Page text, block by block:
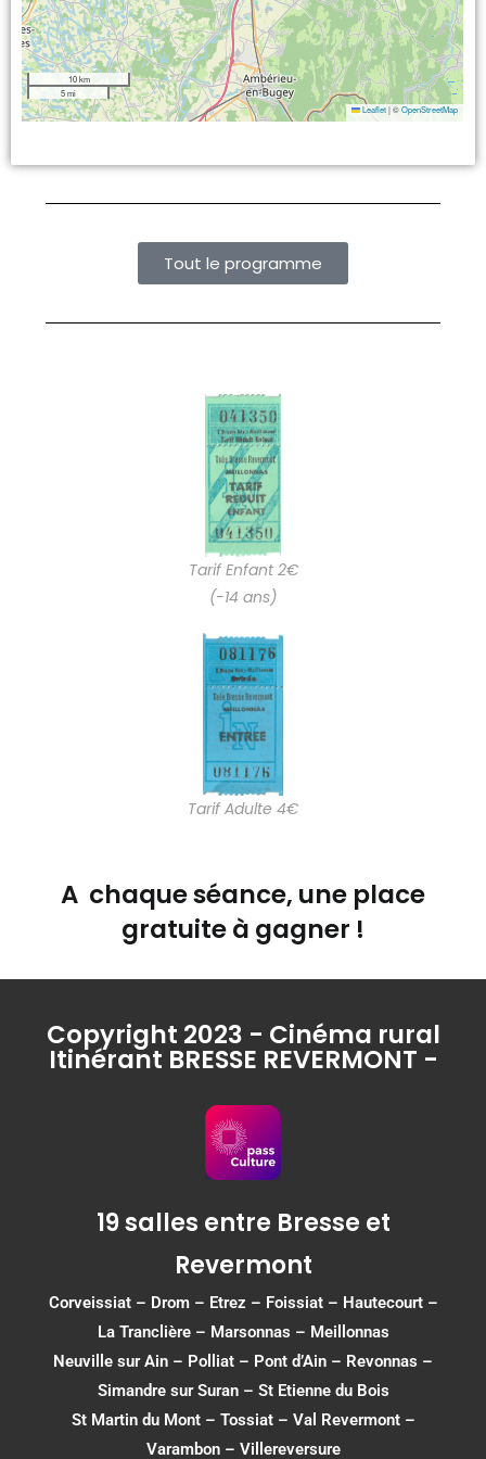
10 km
5 mi
Leaflet |©OpenStreetMap
Tout le programme
Tarif Enfant 2€
(-14 ans)
Tarif Adulte 4€
A chaque séance, une place
gratuite à gagner !
Copyright 2023 - Cinéma rural
Itinérant BRESSE REVERMONT -
19 salles entre Bresse et
Revermont
Corveissiat– Drom– Etrez – Foissiat– Hautecourt–
La Tranclière – Marsonnas – Meillonnas
Neuville sur Ain – Polliat – Pont d’Ain – Revonnas –
Simandre sur Suran– St Etienne du Bois
St Martin du Mont– Tossiat– Val Revermont–
Varambon– Villereversure